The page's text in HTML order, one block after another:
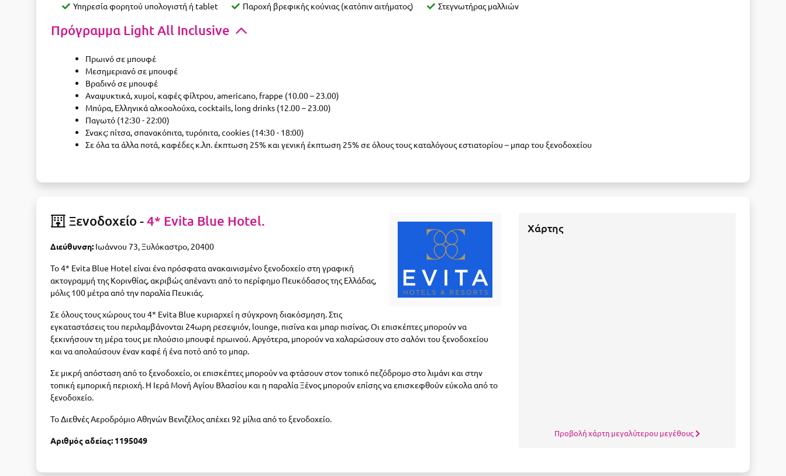
Υπηρεσία φορητού υπολογιστή ή tablet
Παροχή βρεφικής κούνιας (κατόπιν αιτήματος) Στεγνωτήρας μαλλιών
Πρόγραμμα Light All Inclusive
Πρωινό σε μπουφέ
Μεσημεριανό σε μπουφέ
Βραδινό σε μπουφέ
Αναψυκτικά, χυμοί, καφές φίλτρου, americano, frappe (10.00 – 23.00)
Μπύρα, Ελληνικά αλκοολούχα, cocktails, long drinks (12.00 – 23.00)
Παγωτό (12:30 - 22:00)
Σνακς: πίτσα, σπανακόπιτα, τυρόπιτα, cookies (14:30 - 18:00)
Σε όλα τα άλλα ποτά, καφέδες κ.λπ. έκπτωση 25% και γενική έκπτωση 25% σε όλους τους καταλόγους εστιατορίου – μπαρ του ξενοδοχείου
Ξενοδοχείο -4* Evita Blue Hotel.
Διεύθυνση: Ιωάννου 73, Ξυλόκαστρο, 20400
Το 4* Evita Blue Hotel είναι ένα πρόσφατα ανακαινισμένο ξενοδοχείο στη γραφική
ακτογραμμή της Κορινθίας, ακριβώς απέναντι από το περίφημο Πευκόδασος της Ελλάδας,
μόλις 100 μέτρα από την παραλία Πευκιάς.
Σε όλους τους χώρους του 4* Evita Blue κυριαρχεί η σύγχρονη διακόσμηση. Στις
εγκαταστάσεις του περιλαμβάνονται 24ωρη ρεσεψιόν, lounge, πισίνα και μπαρ πισίνας. Οι επισκέπτες μπορούν να
ξεκινήσουν τη μέρα τους με πλούσιο μπουφέ πρωινού. Αργότερα, μπορούν να χαλαρώσουν στο σαλόνι του ξενοδοχείου
και να απολαύσουν έναν καφέ ή ένα ποτό από το μπαρ.
Σε μικρή απόσταση από το ξενοδοχείο, οι επισκέπτες μπορούν να φτάσουν στον τοπικό πεζόδρομο στο λιμάνι και στην
τοπική εμπορική περιοχή. Η Ιερά Μονή Αγίου Βλασίου και η παραλία Ξένος μπορούν επίσης να επισκεφθούν εύκολα από το
ξενοδοχείο.
Το Διεθνές Αεροδρόμιο Αθηνών Βενιζέλος απέχει 92 μίλια από το ξενοδοχείο.
Αριθμός αδείας: 1195049
Χάρτης
Προβολή χάρτη μεγαλύτερου μεγέθους